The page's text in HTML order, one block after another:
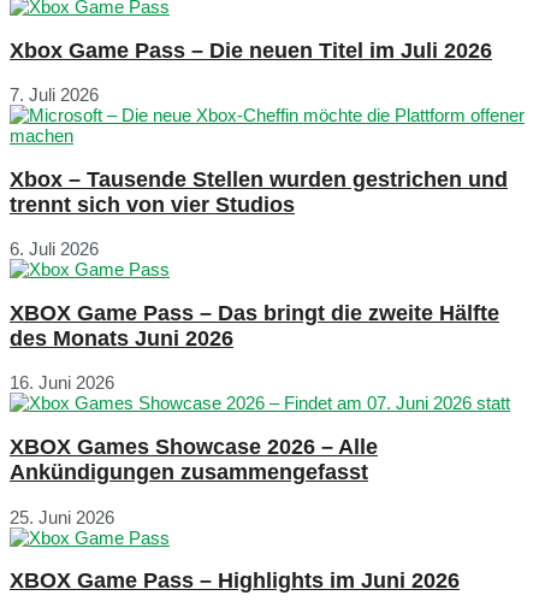
Xbox Game Pass – Die neuen Titel im Juli 2026
7. Juli 2026
Xbox – Tausende Stellen wurden gestrichen und
trennt sich von vier Studios
6. Juli 2026
XBOX Game Pass – Das bringt die zweite Hälfte
des Monats Juni 2026
16. Juni 2026
XBOX Games Showcase 2026 – Alle
Ankündigungen zusammengefasst
25. Juni 2026
XBOX Game Pass – Highlights im Juni 2026